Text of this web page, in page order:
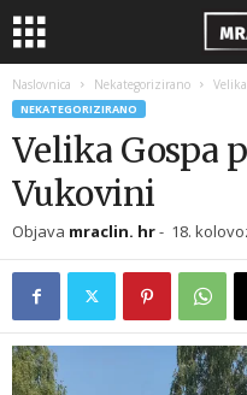
Naslovnica Nekategorizirano
NEKATEGORIZIRANO
Velika Gospa
Vukovini
Objava mraclin. hr- 18.